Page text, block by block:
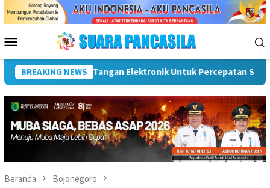
Menu
Mobile
BREAKING NEWS
SPBE Dorong UMKM Naik Kelas, Ratu Dewa
Beranda Bojonegoro